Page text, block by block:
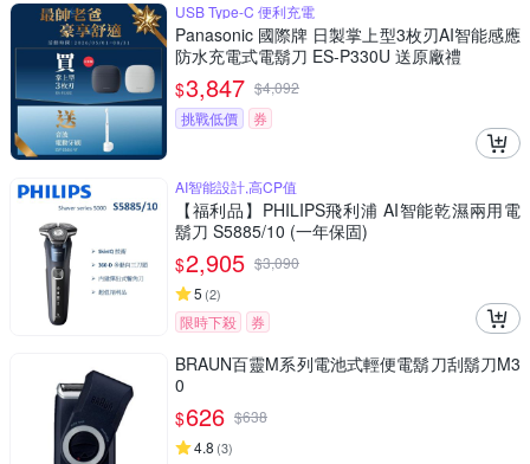
USB Type-C 便利充電
Panasonic 國際牌 日製掌上型3枚刃AI智能感應
防水充電式電鬍刀 ES-P330U 送原廠禮
$3,847 $4,092
挑戰低價
券
AI智能設計,高CP值
【福利品】PHILIPS飛利浦 AI智能乾濕兩用電
鬍刀 S5885/10 (一年保固)
$2,905 $3,090
5 (2)
限時下殺 券
BRAUN百靈M系列電池式輕便電鬍刀刮鬍刀M3
0
$626 $638
4.8 (3)